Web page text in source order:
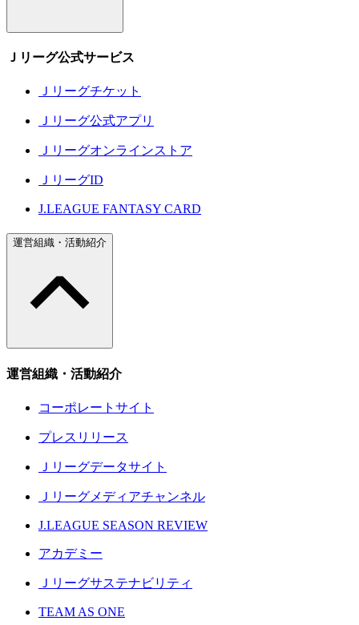
Ｊリーグ公式サービス
Ｊリーグチケット
Ｊリーグ公式アプリ
Ｊリーグオンラインストア
ＪリーグID
J.LEAGUE FANTASY CARD
運営組織・活動紹介
運営組織・活動紹介
コーポレートサイト
プレスリリース
Ｊリーグデータサイト
Ｊリーグメディアチャンネル
J.LEAGUE SEASON REVIEW
アカデミー
Ｊリーグサステナビリティ
TEAM AS ONE